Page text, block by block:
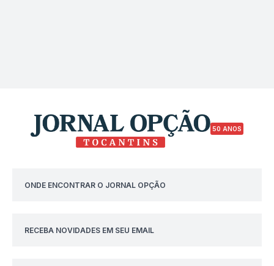
50 ANOS
ONDE ENCONTRAR O JORNAL OPÇÃO
RECEBA NOVIDADES EM SEU EMAIL